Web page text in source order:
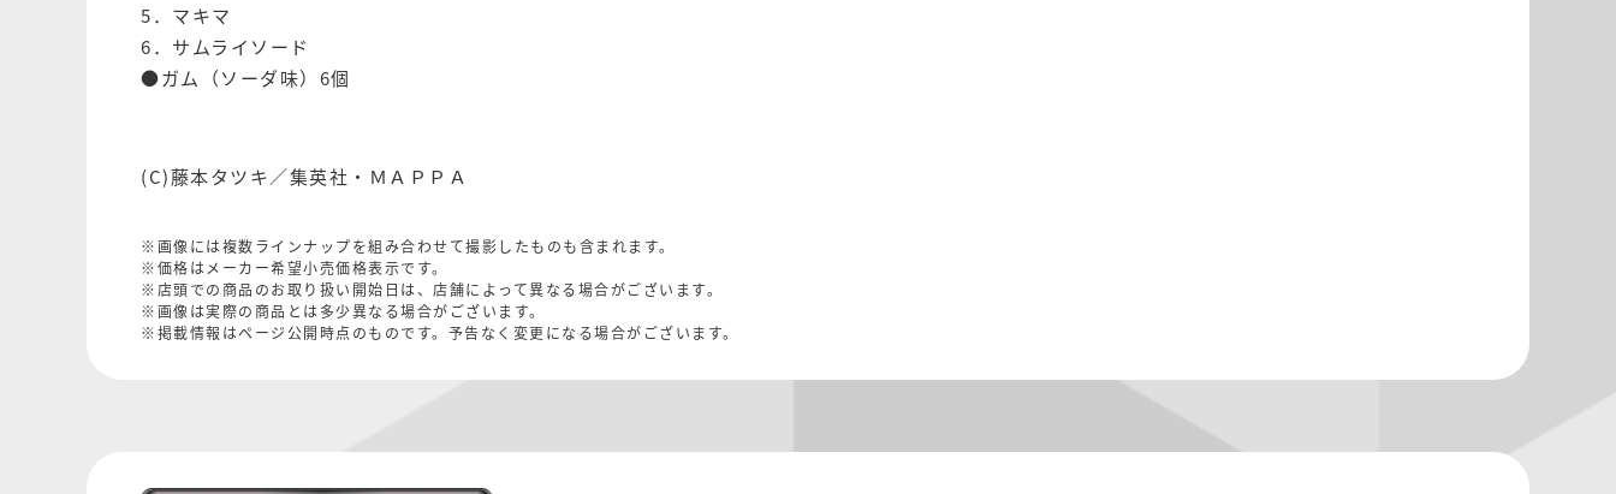
5．マキマ
6．サムライソード
●ガム（ソーダ味）6個
(C)藤本タツキ／集英社・ＭＡＰＰＡ
※画像には複数ラインナップを組み合わせて撮影したものも含まれます。
※価格はメーカー希望小売価格表示です。
※店頭での商品のお取り扱い開始日は、店舗によって異なる場合がございます。
※画像は実際の商品とは多少異なる場合がございます。
※掲載情報はページ公開時点のものです。予告なく変更になる場合がございます。